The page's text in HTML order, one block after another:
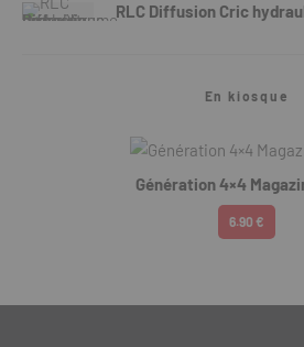
RLC Diffusion Cric
En kiosque
Génération 4×4
6.90 €